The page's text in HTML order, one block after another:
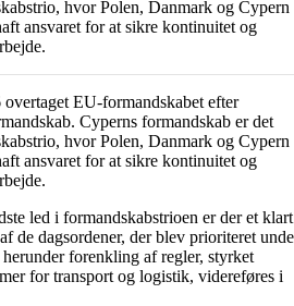
hvor Polen, Danmark og Cypern
ansvaret for at sikre kontinuitet og
EU-formandskabet efter
Cyperns formandskab er det
hvor Polen, Danmark og Cypern
ansvaret for at sikre kontinuitet og
led i formandskabstrioen er der et klart
de dagsordener, der blev prioriteret
forenkling af regler, styrket
for transport og logistik, videreføres i